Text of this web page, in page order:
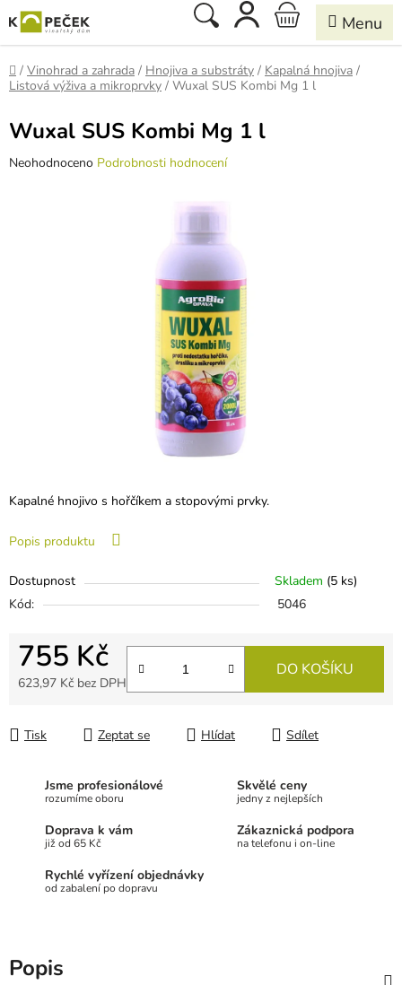
na
obsah
Hledat
NÁKUPNÍ
KOŠÍK
Domů
/ Vinohrad a zahrada / Hnojiva a substráty / Kapalná hnojiva /
Listová výživa a mikroprvky / Wuxal SUS Kombi Mg 1 l
Kapalné hnojivo s hořčíkem a stopovými prvky.
Popis produktu
Dostupnost Skladem (5 ks)
Kód:
5046
755 Kč
623,97 Kč bez DPH
DO KOŠÍKU
Tisk Zeptat se Hlídat Sdílet
Wuxal SUS Kombi Mg 1 l
Průměrné
Neohodnoceno Podrobnosti hodnocení
Jsme profesionálové
rozumíme oboru
Skvělé ceny
jedny z nejlepších
Doprava k vám
již od 65 Kč
Zákaznická podpora
na telefonu i on-line
Rychlé vyřízení objednávky
od zabalení po dopravu
Popis